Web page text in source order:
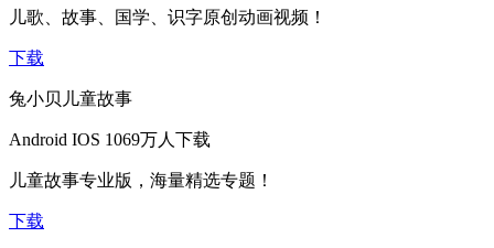
儿歌、故事、国学、识字原创动画视频！
下载
兔小贝儿童故事
Android IOS 1069万人下载
儿童故事专业版，海量精选专题！
下载